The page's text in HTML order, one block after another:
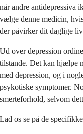
når andre antidepressiva
vælge denne medicin,
der påvirker dit daglige
Ud over depression
tilstande. Det kan hjælpe
med depression, og i
psykotiske symptomer.
smerteforhold, selvom
Lad os se på de